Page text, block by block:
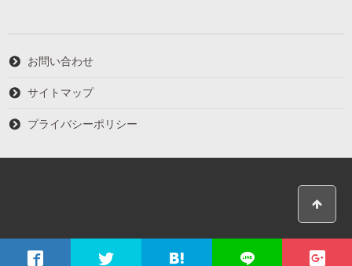
お問い合わせ
サイトマップ
プライバシーポリシー